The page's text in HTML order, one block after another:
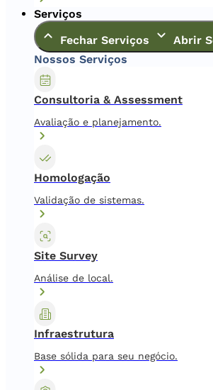
Serviços
Fechar Serviços
Abrir
Nossos Serviços
Consultoria & Assessment
Avaliação e planejamento.
Homologação
Validação de sistemas.
Site Survey
Análise de local.
Infraestrutura
Base sólida para seu negócio.